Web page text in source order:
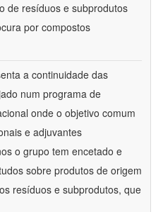
de resíduos e subprodutos
por compostos
a continuidade das
num programa de
onde o objetivo comum
e adjuvantes
o grupo tem encetado e
sobre produtos de origem
resíduos e subprodutos, que